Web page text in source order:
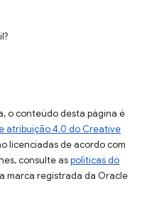
o conteúdo desta página é
atribuição 4.0 do Creative
licenciadas de acordo com
consulte aspolíticas do
marca registrada da Oracle